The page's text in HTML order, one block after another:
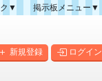
ク▼
掲示板メニュー▼
掲示板マップ
新規登録 ログイン